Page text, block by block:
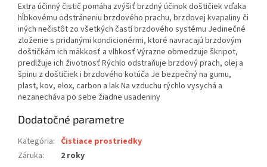
Extra účinný čistič pomáha zvýšiť brzdný účinok doštičiek vďaka
hĺbkovému odstráneniu brzdového prachu, brzdovej kvapaliny či
iných nečistôt zo všetkých častí brzdového systému Jedinečné
zloženie s pridanými kondicionérmi, ktoré navracajú brzdovým
doštičkám ich mäkkosť a vlhkosť Výrazne obmedzuje škripot,
predlžuje ich životnosť Rýchlo odstraňuje brzdový prach, olej a
špinu z doštičiek i brzdového kotúča Je bezpečný na gumu,
plast, kov, elox, carbon a lak Na vzduchu rýchlo vysychá a
nezanecháva po sebe žiadne usadeniny
Dodatočné parametre
Kategória: Čistiace prostriedky
Záruka: 2 roky